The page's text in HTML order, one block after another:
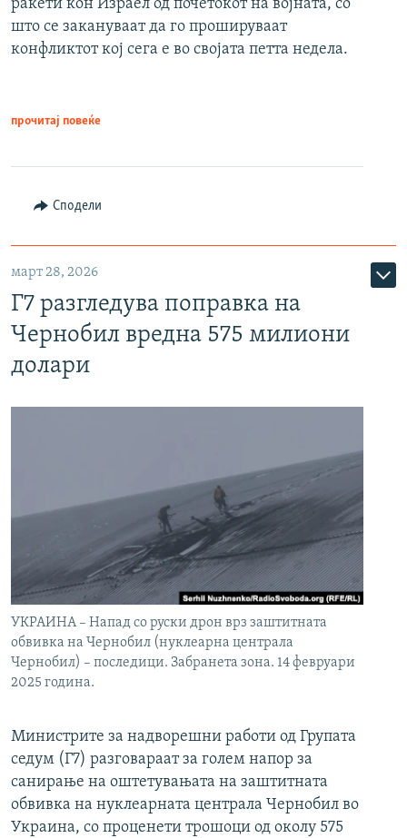
ракети кон Израел од почетокот на војната, со
што се закануваат да го прошируваат
конфликтот кој сега е во својата петта недела.
прочитај повеќе
Сподели
март 28, 2026
Г7 разгледува поправка на
Чернобил вредна 575 милиони
долари
УКРАИНА – Напад со руски дрон врз заштитната
обвивка на Чернобил (нуклеарна централа
Чернобил) – последици. Забранета зона. 14 февруари
2025 година.
Министрите за надворешни работи од Групата
седум (Г7) разговараат за голем напор за
санирање на оштетувањата на заштитната
обвивка на нуклеарната централа Чернобил во
Украина, со проценети трошоци од околу 575